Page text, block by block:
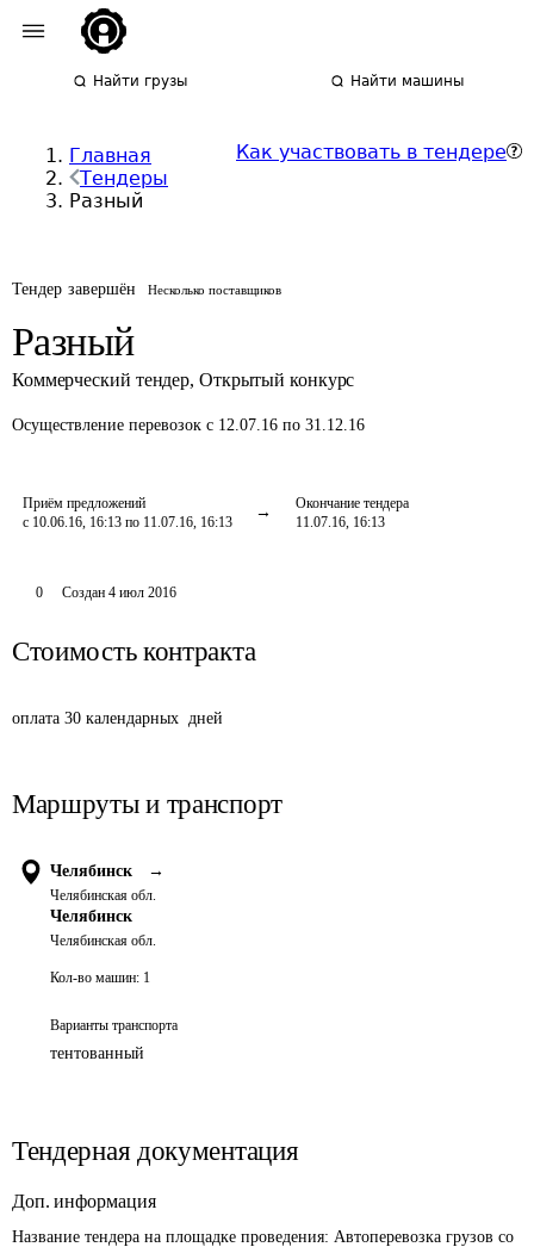
Найти грузы Найти машины
Главная
Тендеры
Разный
Как участвовать в тендере
Тендер завершён Несколько поставщиков
Разный
Коммерческий тендер, Открытый конкурс
Осуществление перевозок с 12.07.16 по 31.12.16
Приём предложений
с 10.06.16, 16:13 по 11.07.16, 16:13
Окончание тендера
11.07.16, 16:13
0 Создан 4 июл 2016
Стоимость контракта
оплата 30 календарных  дней
Маршруты и транспорт
Челябинск →
Челябинская обл.
Челябинск
Челябинская обл.
Кол-во машин: 1
Варианты транспорта
тентованный
Тендерная документация
Доп. информация
Название тендера на площадке проведения: Автоперевозка грузов со